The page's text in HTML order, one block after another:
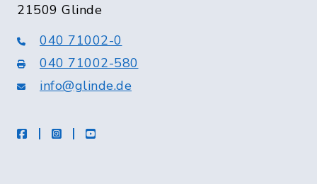
21509 Glinde
040 71002-0
040 71002-580
info@glinde.de
facebookinstagramYoutube